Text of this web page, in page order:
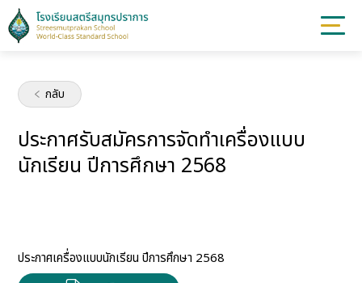
กลับ
ประกาศรับสมัครการจัดทำเครื่องแบบ
นักเรียน ปีการศึกษา 2568
ประกาศเครื่องแบบนักเรียน ปีการศึกษา 2568